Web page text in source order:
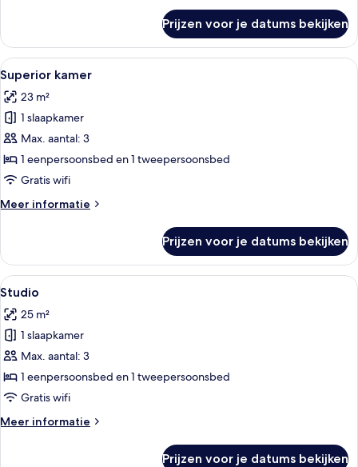
driepersoonskamer
Prijzen voor je datums bekijken
Alle
foto's
voor
Superior
kamer
laden
Een slaapkamer met twee bedden,
5
Superior kamer
23 m²
1 slaapkamer
Max. aantal: 3
1 eenpersoonsbed en 1 tweepersoonsbed
Gratis wifi
Meer informatie
Meer
kamer
Prijzen voor je datums bekijken
Alle
foto's
voor
Studio
laden
Een hotelkamer met twee bedden,
5
Studio
25 m²
1 slaapkamer
Max. aantal: 3
1 eenpersoonsbed en 1 tweepersoonsbed
Gratis wifi
Meer informatie
Meer
Prijzen voor je datums bekijken